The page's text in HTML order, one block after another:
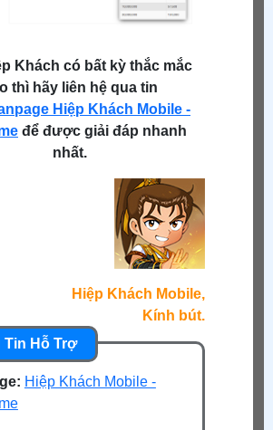
Khách có bất kỳ thắc mắc
thì hãy liên hệ qua tin
Hiệp Khách Mobile -
để được giải đáp nhanh
nhất.
Hiệp Khách Mobile,
Kính bút.
Hiệp Khách Mobile -